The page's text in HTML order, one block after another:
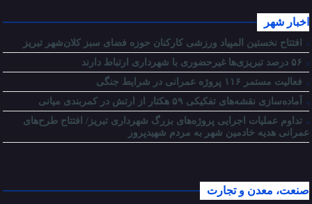
اخبار شهر
افتتاح نخستین المپیاد ورزشی کارکنان حوزه فضای سبز کلان‌شهر تبریز
فعالیت مستمر ۱۱۶ پروژه عمرانی در شرایط جنگی
آماده‌سازی نقشه‌های تفکیکی ۵۹ هکتار از ارتش در کمربندی میانی
تداوم عملیات اجرایی پروژه‌های بزرگ شهرداری تبریز/ افتتاح طرح‌های
عمرانی هدیه خادمین شهر به مردم شهیدپرور
صنعت، معدن و تجارت